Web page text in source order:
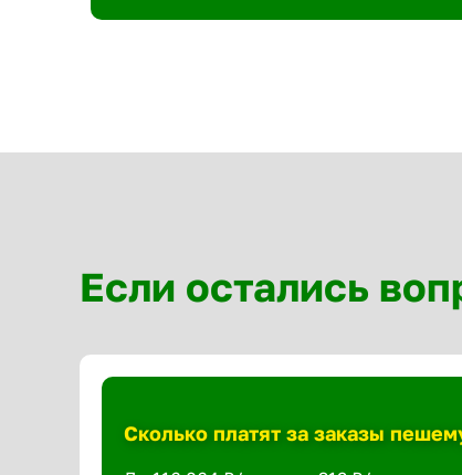
Если остались
Сколько платят за заказы